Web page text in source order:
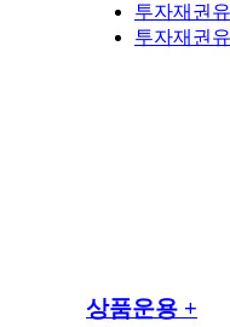
투자재권
투자재권
상품운용 +